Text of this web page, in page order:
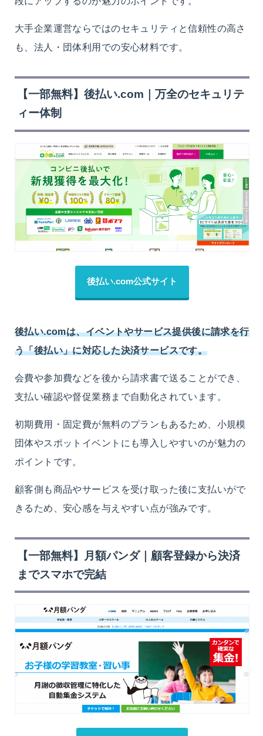
大手企業運営ならではのセキュリティと信頼性の高さ
も、法人・団体利用での安心材料です。
【一部無料】後払い.com｜万全のセキュリテ
ィー体制
後払い.com公式サイト
後払い.comは、イベントやサービス提供後に請求を行
う「後払い」に対応した決済サービスです。
会費や参加費などを後から請求書で送ることができ、
支払い確認や督促業務まで自動化されています。
初期費用・固定費が無料のプランもあるため、小規模
団体やスポットイベントにも導入しやすいのが魅力の
ポイントです。
顧客側も商品やサービスを受け取った後に支払いがで
きるため、安心感を与えやすい点が強みです。
【一部無料】月額パンダ｜顧客登録から決済
までスマホで完結